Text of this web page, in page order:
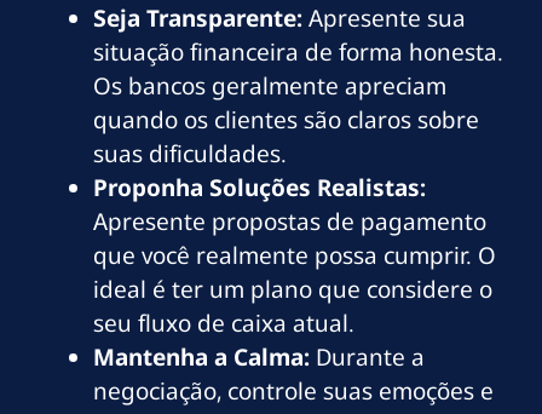
Seja Transparente:Apresente sua
situação financeira de forma honesta.
Os bancos geralmente apreciam
quando os clientes são claros sobre
suas dificuldades.
Proponha Soluções Realistas:
Apresente propostas de pagamento
que você realmente possa cumprir. O
ideal é ter um plano que considere o
seu fluxo de caixa atual.
Mantenha a Calma: Durante a
negociação, controle suas emoções e